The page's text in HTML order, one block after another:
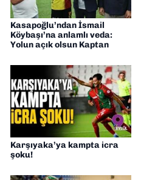
Kasapoğlu’ndan İsmail
Köybaşı’na anlamlı veda:
Yolun açık olsun Kaptan
Karşıyaka’ya kampta icra
şoku!